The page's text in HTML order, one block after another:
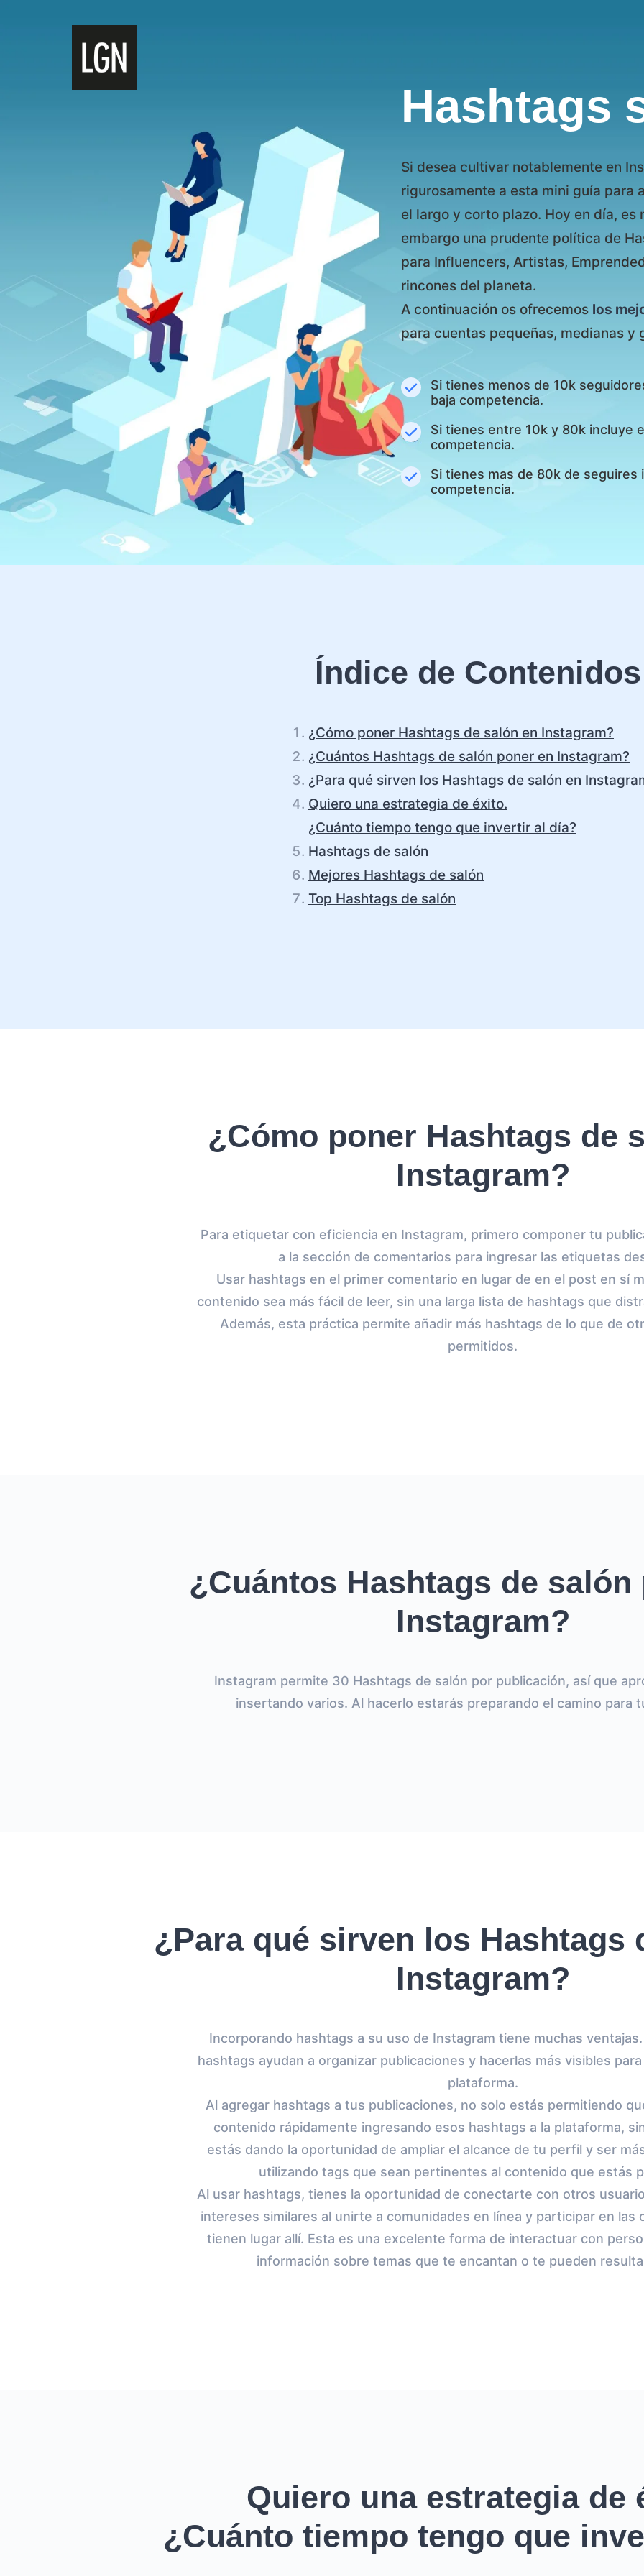
Hashtags
Si desea cultivar notablemente en
rigurosamente a esta mini guía para
el largo y corto plazo. Hoy en día, es
embargo una prudente política de
para Influencers, Artistas,
rincones del planeta.
A continuación os ofrecemos los
para cuentas pequeñas, medianas y
Si tienes menos de 10k
baja competencia.
Si tienes entre 10k y 80k incluye
competencia.
Si tienes mas de 80k de seguires
competencia.
Índice de
¿Cómo poner Hashtags de salón en Instagram?
¿Cuántos Hashtags de salón poner en Instagram?
¿Para qué sirven los Hashtags de salón en
Quiero una estrategia de éxito.
¿Cuánto tiempo tengo que invertir al día?
Hashtags de salón
Mejores Hashtags de salón
Top Hashtags de salón
¿Cómo poner Hashtags de
Instagram?
Para etiquetar con eficiencia en Instagram, primero componer tu
a la sección de comentarios para ingresar las etiquetas
Usar hashtags en el primer comentario en lugar de en el post en sí
contenido sea más fácil de leer, sin una larga lista de hashtags que
Además, esta práctica permite añadir más hashtags de lo que de
permitidos.
¿Cuántos Hashtags de salón
Instagram?
Instagram permite 30 Hashtags de salón por publicación, así que
insertando varios. Al hacerlo estarás preparando el camino para
¿Para qué sirven los Hashtags
Instagram?
Incorporando hashtags a su uso de Instagram tiene muchas
hashtags ayudan a organizar publicaciones y hacerlas más visibles
plataforma.
Al agregar hashtags a tus publicaciones, no solo estás permitiendo
contenido rápidamente ingresando esos hashtags a la plataforma,
estás dando la oportunidad de ampliar el alcance de tu perfil y ser
utilizando tags que sean pertinentes al contenido que estás
Al usar hashtags, tienes la oportunidad de conectarte con otros
intereses similares al unirte a comunidades en línea y participar en las
tienen lugar allí. Esta es una excelente forma de interactuar con
información sobre temas que te encantan o te pueden
Quiero una estrategia de
¿Cuánto tiempo tengo que